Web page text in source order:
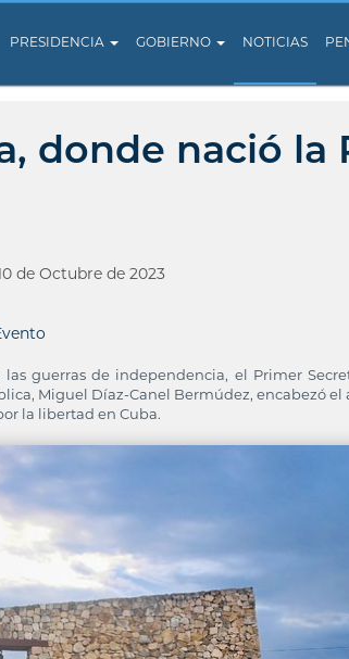
PRESIDENCIA GOBIERNO NOTICIAS
donde nació la
de Octubre de 2023
guerras de independencia, el Primer
Miguel Díaz-Canel Bermúdez, encabezó el
la libertad en Cuba.